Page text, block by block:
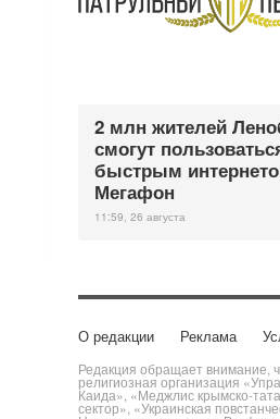
2 млн жителей
смогут
быстрым
Мегафон
11:59, 26 августа
О редакции Реклама
Редакция обращает внимание,
религиозная организация
Каида», «Меджлис крымско-
сектор», «Украинская